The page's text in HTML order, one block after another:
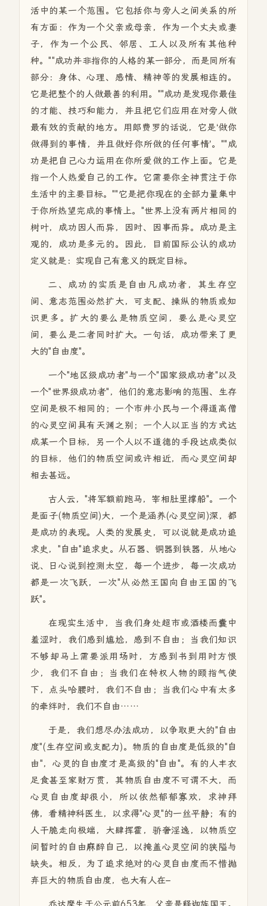
活中的某一个范围。它包括你与旁人之间关系的所
有方面：作为一个父亲或母亲，作为一个丈夫或妻
子，作为一个公民、邻居、工人以及所有其他种
种。""成功并非指你的人格的某一部分，而是同所有
部分：身体、心理、感情、精神等的发展相连的。
它是把整个的人做最善的利用。""成功是发现你最佳
的才能、技巧和能力，并且把它们应用在对旁人做
最有效的贡献的地方。用郎费罗的话说，它是‘做你
做得到的事情，并且做好你所做的任何事情’。""成
功是把自己心力运用在你所爱做的工作上面。它是
指一个人热爱自己的工作。它需要你全神贯注于你
生活中的主要目标。""它是把你现在的全部力量集中
于你所热望完成的事情上。"世界上没有两片相同的
树叶，成功因人而异，因时、因事而异。成功是主
观的，成功是多元的。因此，目前国际公认的成功
定义就是：实现自己有意义的既定目标。
二、成功的实质是自由凡成功者，其生存空
间、意志范围必然扩大，可支配、操纵的物质或知
识更多。扩大的要么是物质空间，要么是心灵空
间，要么是二者同时扩大。一句话，成功带来了更
大的"自由度"。
一个"地区级成功者"与一个"国家级成功者"以及
一个"世界级成功者"，他们的意志影响的范围、生存
空间是极不相同的；一个市井小民与一个得道高僧
的心灵空间具有天渊之别；一个人以正当的方式达
成某一个目标，另一个人以不道德的手段达成类似
的目标，他们的物质空间或许相近，而心灵空间却
相去甚远。
古人云，"将军额前跑马，宰相肚里撑船"。一个
是面子(物质空间)大，一个是涵养(心灵空间)深，都
是成功的表现。人类的发展史，可以说就是成功追
求史，"自由"追求史。从石器、铜器到铁器，从地心
说、日心说到控测太空，每一个进步，每一次成功
都是一次飞跃，一次"从必然王国向自由王国的飞
跃"。
在现实生活中，当我们身处超市或酒楼而囊中
羞涩时，我们感到尴尬，感到不自由；当我们知识
不够却马上需要派用场时，方感到书到用时方恨
少，我们不自由；当我们在特权人物的颐指气使
下，点头哈腰时，我们不自由；当我们心中有太多
的牵绊时，我们不自由……
于是，我们想尽办法成功，以争取更大的"自由
度"(生存空间或支配力)。物质的自由度是低级的"自
由"，心灵的自由度才是高级的"自由"。有的人丰衣
足食甚至家财万贯，其物质自由度不可谓不大，而
心灵自由度却很小，所以依然郁郁寡欢，求神拜
佛，看精神科医生，以求得"心灵"的一丝平静；有的
人干脆走向极端，大肆挥霍，骄奢淫逸，以物质空
间暂时的自由麻醉自己，以掩盖心灵空间的狭隘与
缺失。相反，为了追求绝对的心灵自由度而不惜抛
弃巨大的物质自由度，也大有人在–